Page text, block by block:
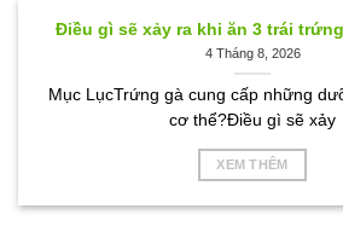
Điều gì sẽ xảy ra khi ăn 3 trái
4 Tháng 8, 2026
Mục LụcTrứng gà cung cấp những
cơ thể?Điều gì sẽ xảy
XEM THÊM